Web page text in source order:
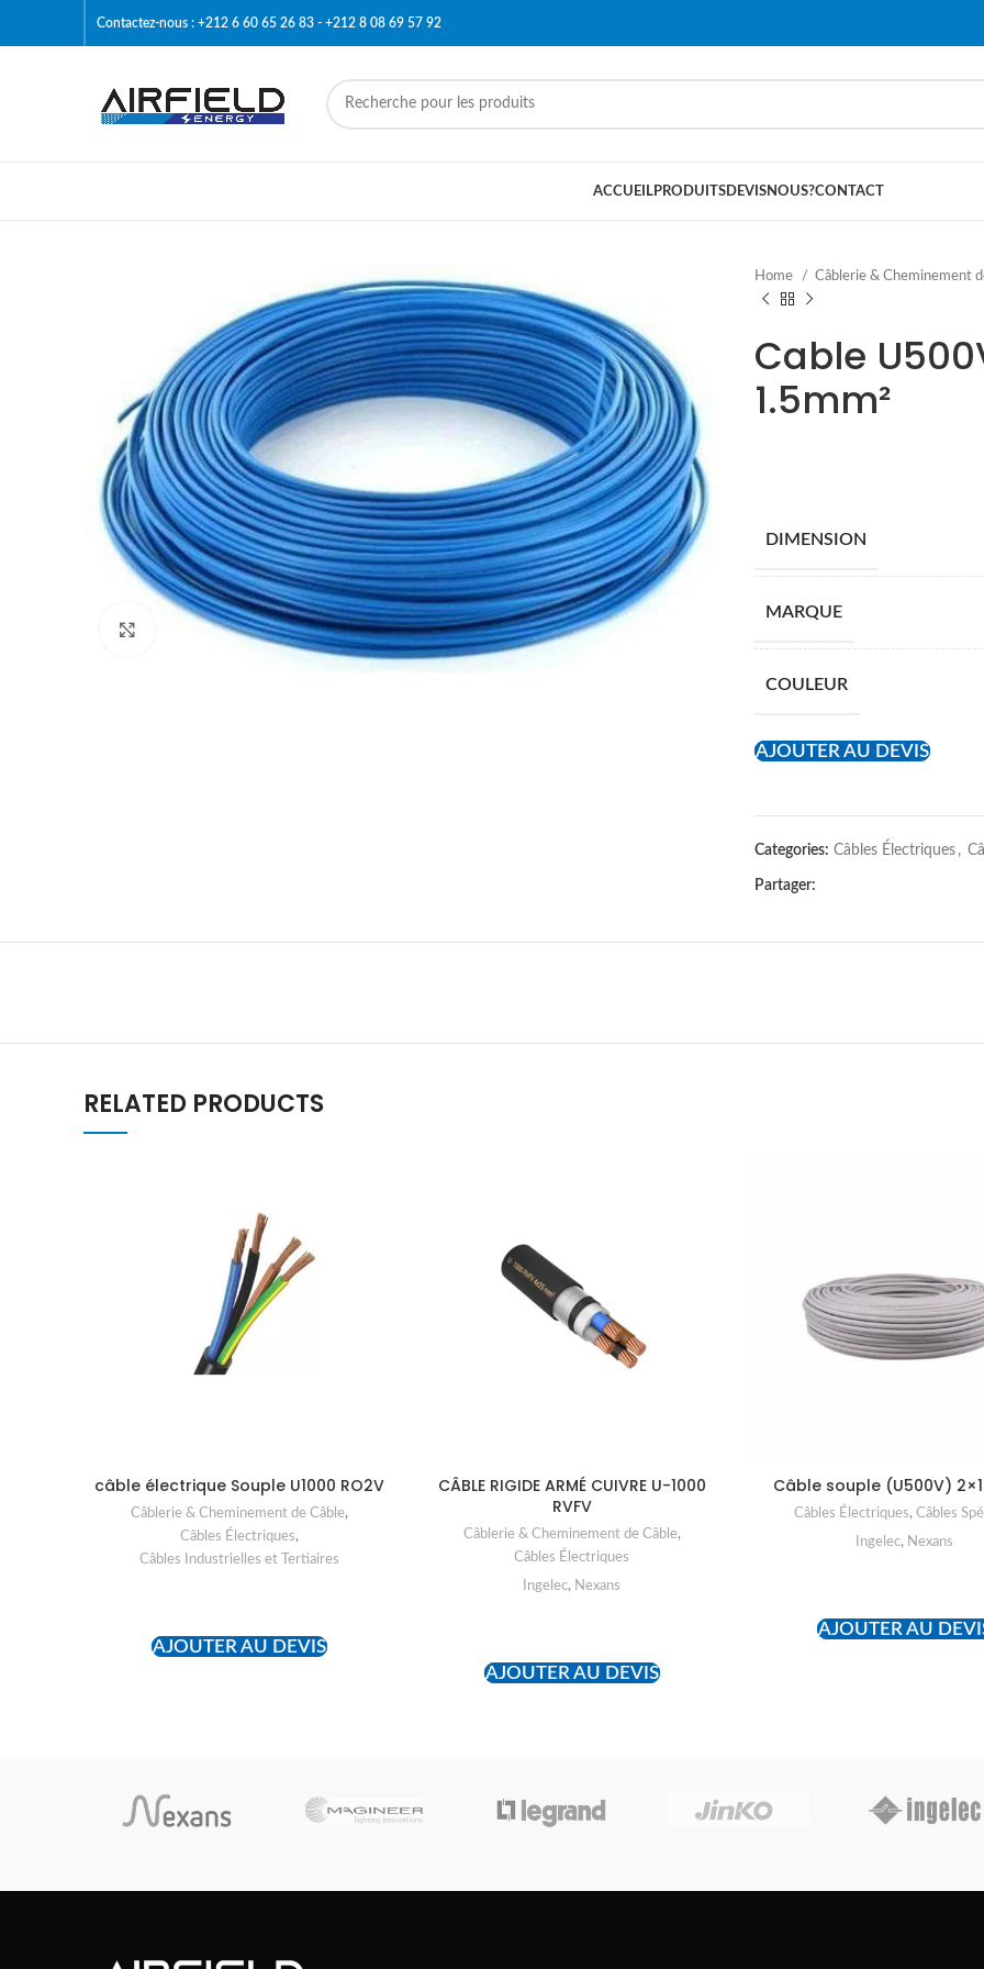
Contactez-nous : +212 6 60 65 26 83 - +212 8 08 69 57 92
ACCUEILPRODUITSDEVISNOUS?CONTACT
Cliquez pour agrandir
Home Câblerie & Cheminement
Cable
1.5mm²
DIMENSION
MARQUE
COULEUR
AJOUTER AU DEVIS
Categories: Câbles Électriques ,
Partager:
RELATED PRODUCTS
câble électrique Souple U1000 RO2V
Câblerie & Cheminement de Câble,
Câbles Électriques,
Câbles Industrielles et Tertiaires
AJOUTER AU DEVIS
CÂBLE RIGIDE ARMÉ CUIVRE U-1000
RVFV
Câblerie & Cheminement de Câble,
Câbles Électriques
Ingelec, Nexans
AJOUTER AU DEVIS
Câble souple (U500V)
Câbles Électriques, Câbles
Ingelec, Nexans
AJOUTER AU